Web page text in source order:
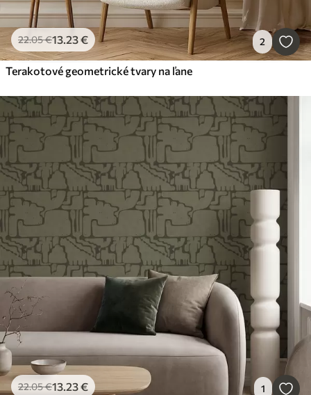
22.05€13.23€ 2
Terakotové geometrické tvary na ľane
22.05€13.23€ 1